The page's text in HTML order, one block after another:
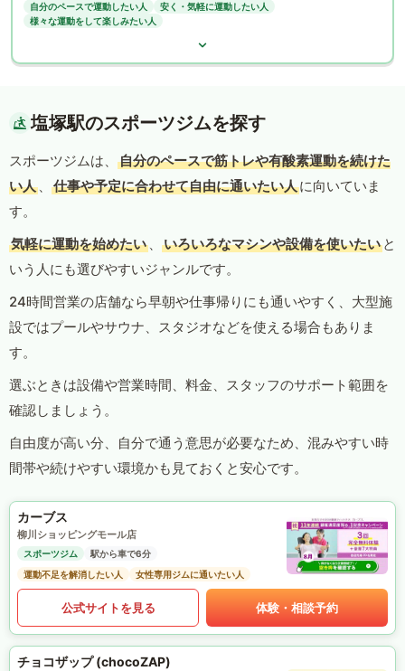
自分のペースで運動したい人
安く・気軽に運動したい人
様々な運動をして楽しみたい人
塩塚駅のスポーツジムを探す
スポーツジムは、
自分のペースで筋トレや有酸素運動を続けた
い人 、 仕事や予定に合わせて自由に通いたい人に向いていま
す。
気軽に運動を始めたい 、 いろいろなマシンや設備を使いたい と
いう人にも選びやすいジャンルです。
24時間営業の店舗なら早朝や仕事帰りにも通いやすく、大型施
設ではプールやサウナ、スタジオなどを使える場合もありま
す。
選ぶときは設備や営業時間、料金、スタッフのサポート範囲を
確認しましょう。
自由度が高い分、自分で通う意思が必要なため、混みやすい時
間帯や続けやすい環境かも見ておくと安心です。
カーブス
柳川ショッピングモール店
スポーツジム
駅から車で6分
運動不足を解消したい人
女性専用ジムに通いたい人
公式サイトを見る 体験・相談予約
チョコザップ (chocoZAP)